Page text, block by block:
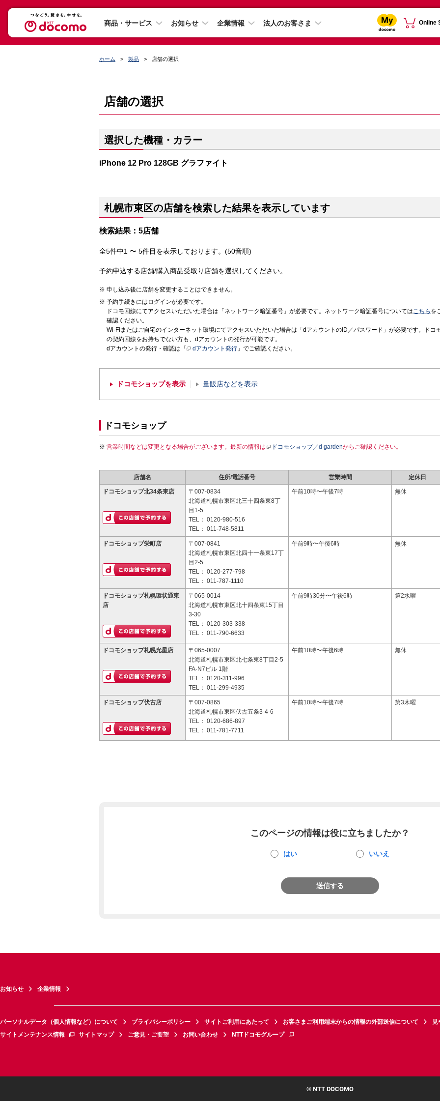
商品・サービス お知らせ 企業情報 法人のお客さま Online
ホーム 製品 店舗の選択
店舗の選択
選択した機種・カラー
iPhone 12 Pro 128GB グラファイト
札幌市東区の店舗を検索した結果を表示しています
検索結果：5店舗
全5件中1 〜 5件目を表示しております。(50音順)
予約申込する店舗/購入商品受取り店舗を選択してください。
申し込み後に店舗を変更することはできません。
予約手続きにはログインが必要です。
ドコモ回線にてアクセスいただいた場合は「ネットワーク暗証番号」が必要です。ネットワーク暗証番号についてはこちら を
確認ください。
Wi-Fiまたはご自宅のインターネット環境にてアクセスいただいた場合は「dアカウントのID／パスワード」が必要です。ドコ
の契約回線をお持ちでない方も、dアカウントの発行が可能です。
dアカウントの発行・確認は「
dアカウント発行 」でご確認ください。
ドコモショップを表示 量販店などを表示
ドコモショップ
営業時間などは変更となる場合がございます。最新の情報は ドコモショップ／d gardenからご確認ください。
店舗名 住所/電話番号 営業時間 定休日
ドコモショップ北34条東店
〒007-0834
北海道札幌市東区北三十四条東8丁
目1-5
TEL： 0120-980-516
TEL： 011-748-5811
午前10時〜午後7時 無休
ドコモショップ栄町店
〒007-0841
北海道札幌市東区北四十一条東17丁
目2-5
TEL： 0120-277-798
TEL： 011-787-1110
午前9時〜午後6時 無休
ドコモショップ札幌環状通東
店
〒065-0014
北海道札幌市東区北十四条東15丁目
3-30
TEL： 0120-303-338
TEL： 011-790-6633
午前9時30分〜午後6時 第2水曜
ドコモショップ札幌光星店
〒065-0007
北海道札幌市東区北七条東8丁目2-5
FA-N7ビル 1階
TEL： 0120-311-996
TEL： 011-299-4935
午前10時〜午後6時 無休
ドコモショップ伏古店
〒007-0865
北海道札幌市東区伏古五条3-4-6
TEL： 0120-686-897
TEL： 011-781-7711
午前10時〜午後7時 第3木曜
このページの情報は役に立ちましたか？
はい いいえ
送信する
お知らせ 企業情報
パーソナルデータ（個人情報など）について プライバシーポリシー サイトご利用にあたって お客さまご利用端末からの情報の外部送信について
見
サイトメンテナンス情報
サイトマップ ご意見・ご要望 お問い合わせ NTTドコモグループ
© NTT DOCOMO